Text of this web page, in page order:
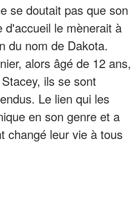
se doutait pas que son
d'accueil le mènerait à
du nom de Dakota.
alors âgé de 12 ans,
ils se sont
Le lien qui les
en son genre et a
changé leur vie à tous